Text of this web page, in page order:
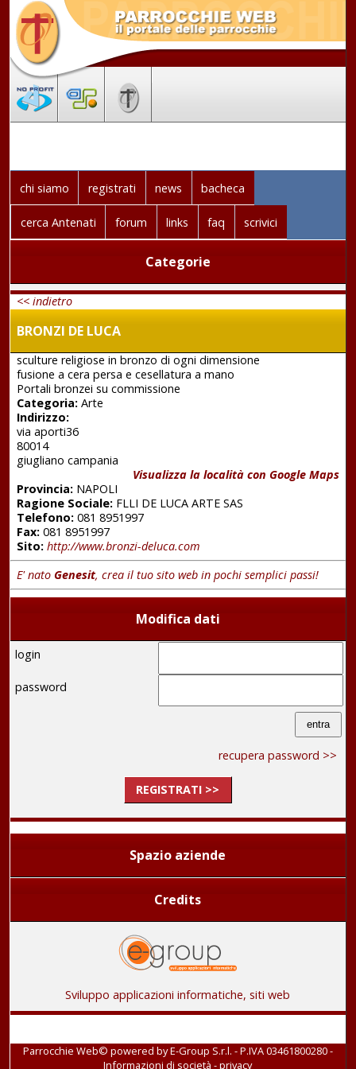
chi siamo registrati news bacheca
cerca Antenati forum links faq scrivici
Categorie
<< indietro
BRONZI DE LUCA
sculture religiose in bronzo di ogni dimensione
fusione a cera persa e cesellatura a mano
Portali bronzei su commissione
Categoria:Arte
Indirizzo:
via aporti36
80014
giugliano campania
Visualizza la località con Google Maps
Provincia:NAPOLI
Ragione Sociale:FLLI DE LUCA ARTE SAS
Telefono:081 8951997
Fax:081 8951997
Sito: http://www.bronzi-deluca.com
E' nato Genesit, crea il tuo sito web in pochi semplici passi!
Modifica dati
login
password
recupera password >>
REGISTRATI >>
Spazio aziende
Credits
Sviluppo applicazioni informatiche, siti web
Parrocchie Web© powered byE-Group S.r.l. - P.IVA 03461800280-
Informazioni di società -privacy